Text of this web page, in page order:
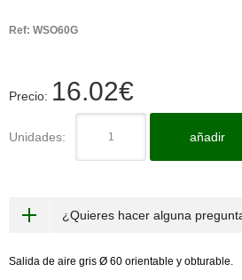
Ref: WSO60G
Precio: 16.02€
Unidades: añadir
¿Quieres hacer alguna
Salida de aire gris Ø 60 orientable y obturable.